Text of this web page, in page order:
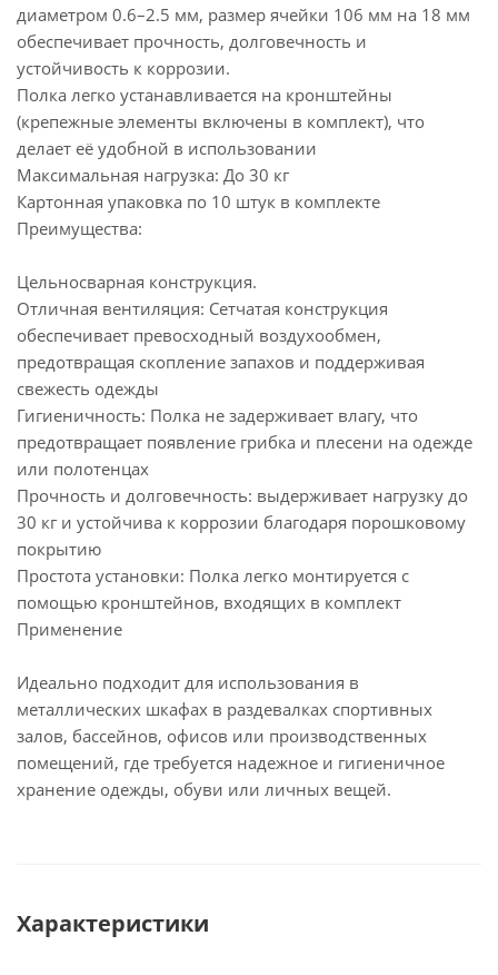
диаметром 0.6–2.5 мм, размер ячейки 106 мм на 18 мм
обеспечивает прочность, долговечность и
устойчивость к коррозии.
Полка легко устанавливается на кронштейны
(крепежные элементы включены в комплект), что
делает её удобной в использовании
Максимальная нагрузка: До 30 кг
Картонная упаковка по 10 штук в комплекте
Преимущества:
Цельносварная конструкция.
Отличная вентиляция: Сетчатая конструкция
обеспечивает превосходный воздухообмен,
предотвращая скопление запахов и поддерживая
свежесть одежды
Гигиеничность: Полка не задерживает влагу, что
предотвращает появление грибка и плесени на одежде
или полотенцах
Прочность и долговечность: выдерживает нагрузку до
30 кг и устойчива к коррозии благодаря порошковому
покрытию
Простота установки: Полка легко монтируется с
помощью кронштейнов, входящих в комплект
Применение
Идеально подходит для использования в
металлических шкафах в раздевалках спортивных
залов, бассейнов, офисов или производственных
помещений, где требуется надежное и гигиеничное
хранение одежды, обуви или личных вещей.
Характеристики